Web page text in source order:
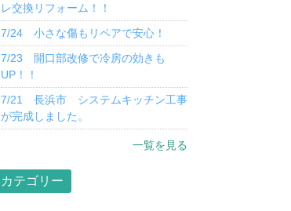
レ交換リフォーム！！
7/24 小さな傷もリペアで安心！
7/23 開口部改修で冷房の効きも
UP！！
7/21 長浜市 システムキッチン工事
が完成しました。
一覧を見る
カテゴリー